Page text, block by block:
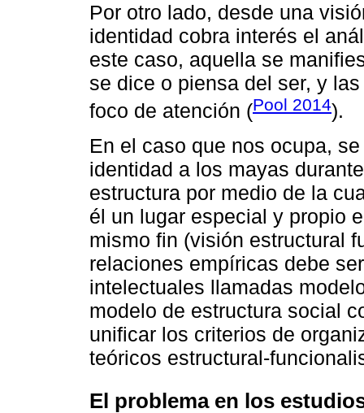
Por otro lado, desde una
identidad cobra interés el
este caso, aquella se
se dice o piensa del ser, y
foco de atención (Pool 2014).
En el caso que nos ocupa,
identidad a los mayas
estructura por medio de la
él un lugar especial y propio
mismo fin (visión estructural
relaciones empíricas debe
intelectuales llamadas
modelo de estructura social
unificar los criterios de
teóricos estructural-
El problema en los